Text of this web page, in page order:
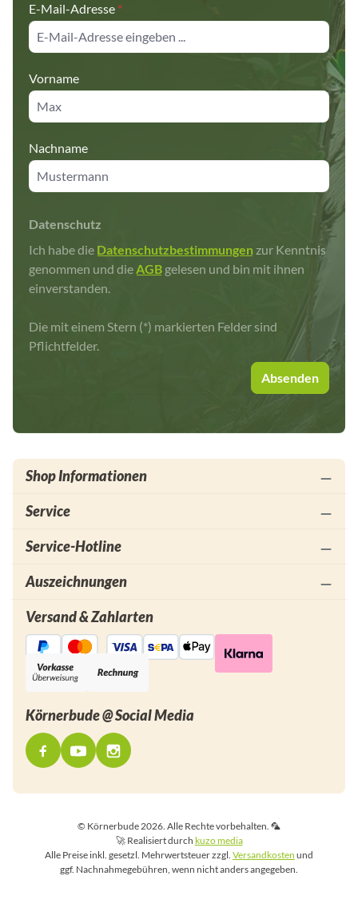
E-Mail-Adresse *
Vorname
Nachname
Datenschutz
Ich habe die Datenschutzbestimmungen zur Kenntnis
genommen und dieAGB gelesen und bin mit ihnen
einverstanden.
Die mit einem Stern (*) markierten Felder sind
Pflichtfelder.
Absenden
Shop Informationen
Service
Service-Hotline
Auszeichnungen
Versand & Zahlarten
Körnerbude @ Social Media
© Körnerbude 2026. Alle Rechte vorbehalten. 🦜
🚀 Realisiert durch kuzo media
Alle Preise inkl. gesetzl. Mehrwertsteuer zzgl. Versandkosten und
ggf. Nachnahmegebühren, wenn nicht anders angegeben.